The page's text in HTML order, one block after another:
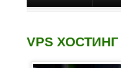
VPS ХОСТИНГ